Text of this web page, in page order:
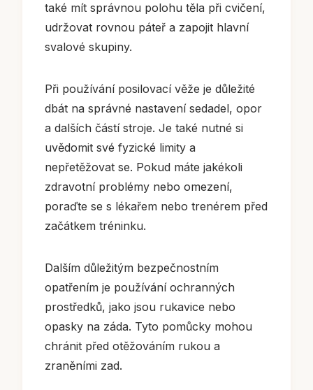
také mít správnou polohu těla při cvičení,
udržovat rovnou páteř a zapojit hlavní
svalové skupiny.
Při používání posilovací věže je důležité
dbát na správné nastavení sedadel, opor
a dalších částí stroje. Je také nutné si
uvědomit své fyzické limity a
nepřetěžovat se. Pokud máte jakékoli
zdravotní problémy nebo omezení,
poraďte se s lékařem nebo trenérem před
začátkem tréninku.
Dalším důležitým bezpečnostním
opatřením je používání ochranných
prostředků, jako jsou rukavice nebo
opasky na záda. Tyto pomůcky mohou
chránit před otěžováním rukou a
zraněními zad.